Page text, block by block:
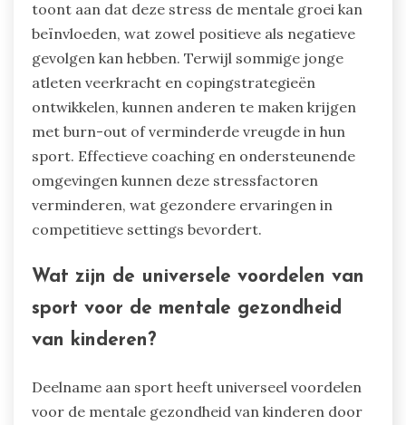
toont aan dat deze stress de mentale groei kan
beïnvloeden, wat zowel positieve als negatieve
gevolgen kan hebben. Terwijl sommige jonge
atleten veerkracht en copingstrategieën
ontwikkelen, kunnen anderen te maken krijgen
met burn-out of verminderde vreugde in hun
sport. Effectieve coaching en ondersteunende
omgevingen kunnen deze stressfactoren
verminderen, wat gezondere ervaringen in
competitieve settings bevordert.
Wat zijn de universele voordelen van
sport voor de mentale gezondheid
van kinderen?
Deelname aan sport heeft universeel voordelen
voor de mentale gezondheid van kinderen door